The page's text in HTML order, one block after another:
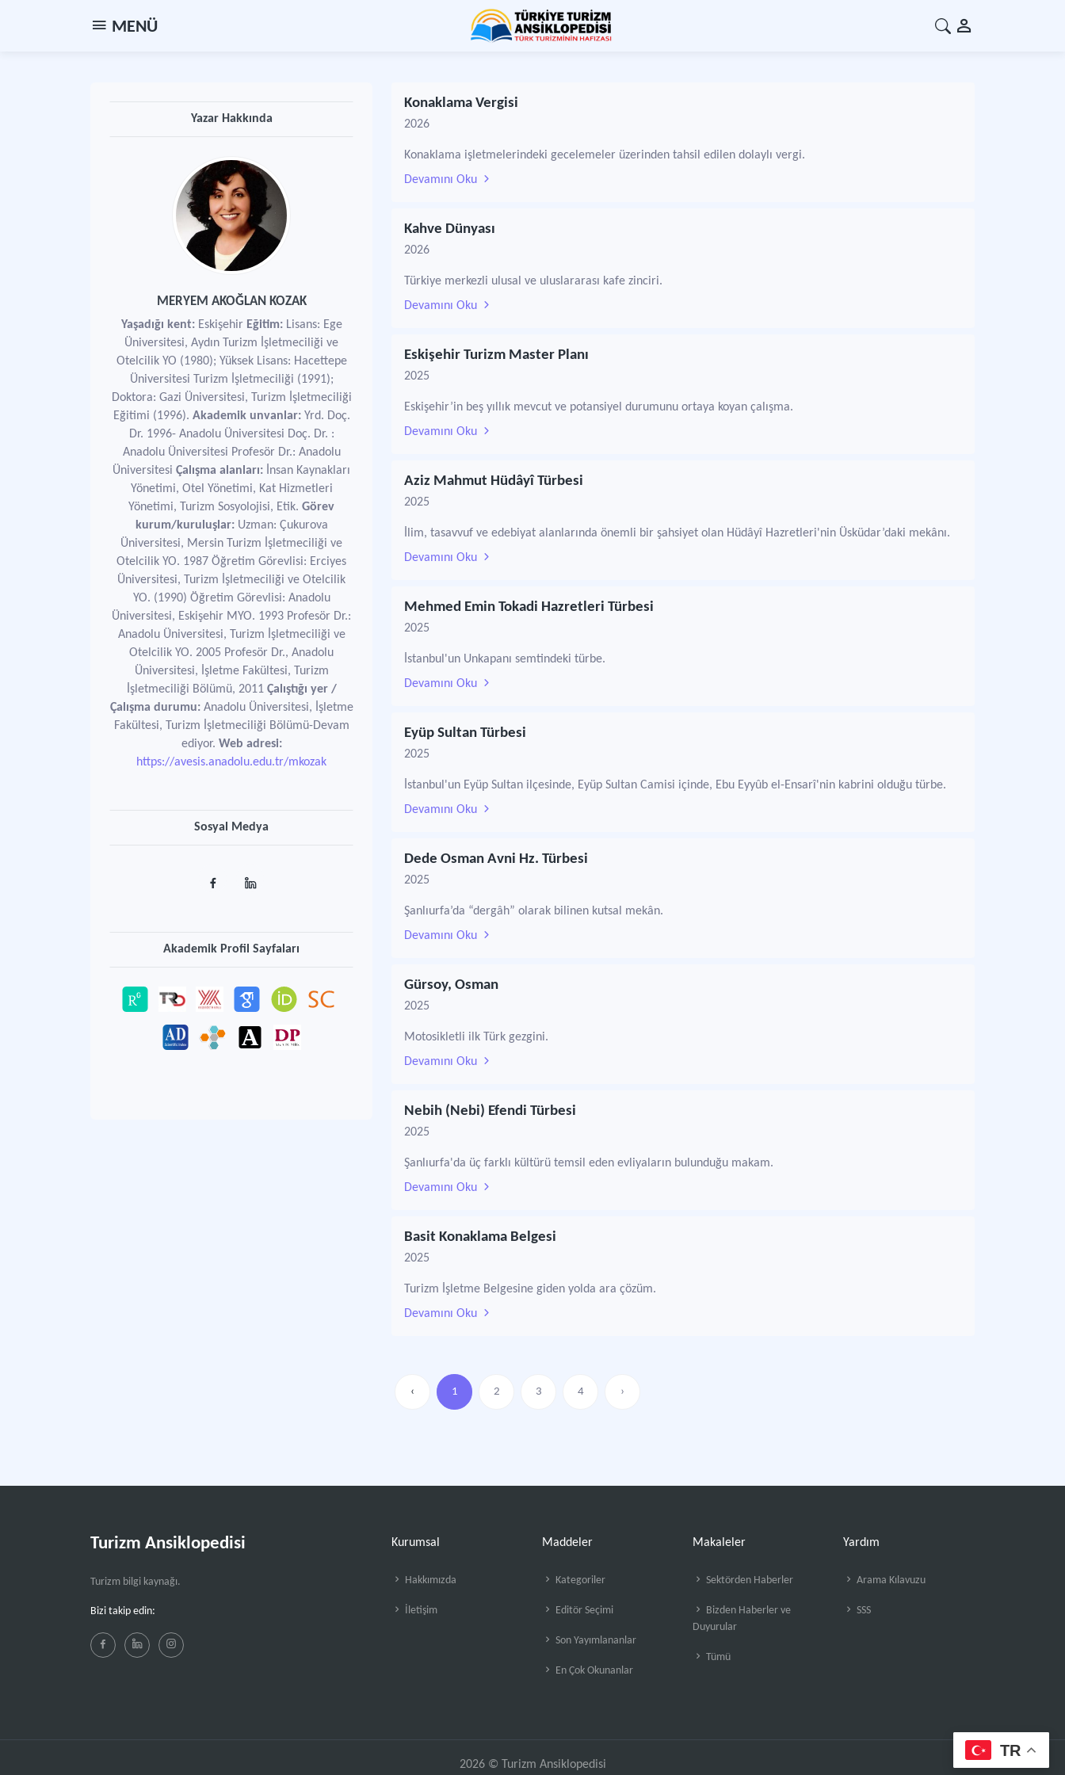
MENÜ
Yazar Hakkında
MERYEM AKOĞLAN KOZAK
Yaşadığı kent:Eskişehir Eğitim:Lisans: Ege
Üniversitesi, Aydın Turizm İşletmeciliği ve
Otelcilik YO (1980); Yüksek Lisans: Hacettepe
Üniversitesi Turizm İşletmeciliği (1991);
Doktora: Gazi Üniversitesi, Turizm İşletmeciliği
Eğitimi (1996). Akademik unvanlar:Yrd. Doç.
Dr. 1996- Anadolu Üniversitesi Doç. Dr. :
Anadolu Üniversitesi Profesör Dr.: Anadolu
Üniversitesi Çalışma alanları: İnsan Kaynakları
Yönetimi, Otel Yönetimi, Kat Hizmetleri
Yönetimi, Turizm Sosyolojisi, Etik. Görev
kurum/kuruluşlar:Uzman: Çukurova
Üniversitesi, Mersin Turizm İşletmeciliği ve
Otelcilik YO. 1987 Öğretim Görevlisi: Erciyes
Üniversitesi, Turizm İşletmeciliği ve Otelcilik
YO. (1990) Öğretim Görevlisi: Anadolu
Üniversitesi, Eskişehir MYO. 1993 Profesör Dr.:
Anadolu Üniversitesi, Turizm İşletmeciliği ve
Otelcilik YO. 2005 Profesör Dr., Anadolu
Üniversitesi, İşletme Fakültesi, Turizm
İşletmeciliği Bölümü, 2011 Çalıştığı yer /
Çalışma durumu:Anadolu Üniversitesi, İşletme
Fakültesi, Turizm İşletmeciliği Bölümü-Devam
ediyor. Web adresi:
https://avesis.anadolu.edu.tr/mkozak
Sosyal Medya
Akademik Profil Sayfaları
Konaklama Vergisi
2026
Konaklama işletmelerindeki gecelemeler üzerinden tahsil edilen dolaylı vergi.
Devamını Oku
Kahve Dünyası
2026
Türkiye merkezli ulusal ve uluslararası kafe zinciri.
Devamını Oku
Eskişehir Turizm Master Planı
2025
Eskişehir’in beş yıllık mevcut ve potansiyel durumunu ortaya koyan çalışma.
Devamını Oku
Aziz Mahmut Hüdâyî Türbesi
2025
İlim, tasavvuf ve edebiyat alanlarında önemli bir şahsiyet olan Hüdâyî Hazretleri'nin Üsküdar’daki mekânı.
Devamını Oku
Mehmed Emin Tokadi Hazretleri Türbesi
2025
İstanbul'un Unkapanı semtindeki türbe.
Devamını Oku
Eyüp Sultan Türbesi
2025
İstanbul'un Eyüp Sultan ilçesinde, Eyüp Sultan Camisi içinde, Ebu Eyyûb el-Ensarî'nin kabrini olduğu türbe.
Devamını Oku
Dede Osman Avni Hz. Türbesi
2025
Şanlıurfa’da “dergâh” olarak bilinen kutsal mekân.
Devamını Oku
Gürsoy, Osman
2025
Motosikletli ilk Türk gezgini.
Devamını Oku
Nebih (Nebi) Efendi Türbesi
2025
Şanlıurfa'da üç farklı kültürü temsil eden evliyaların bulunduğu makam.
Devamını Oku
Basit Konaklama Belgesi
2025
Turizm İşletme Belgesine giden yolda ara çözüm.
Devamını Oku
‹ 1 2 3 4 ›
Turizm Ansiklopedisi
Turizm bilgi kaynağı.
Bizi takip edin:
Kurumsal
Hakkımızda
İletişim
Maddeler
Kategoriler
Editör Seçimi
Son Yayımlananlar
En Çok Okunanlar
Makaleler
Sektörden Haberler
Bizden Haberler ve
Duyurular
Tümü
Yardım
Arama Kılavuzu
SSS
2026 © Turizm Ansiklopedisi
TR